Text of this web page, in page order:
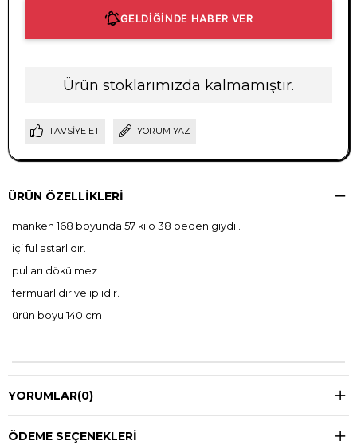
GELDİĞİNDE HABER VER
Ürün stoklarımızda kalmamıştır.
TAVSIYE ET YORUM YAZ
ÜRÜN ÖZELLIKLERI
manken 168 boyunda 57 kilo 38 beden giydi .
içi ful astarlıdır.
pulları dökülmez
fermuarlıdır ve iplidir.
ürün boyu 140 cm
YORUMLAR(0)
ÖDEME SEÇENEKLERI